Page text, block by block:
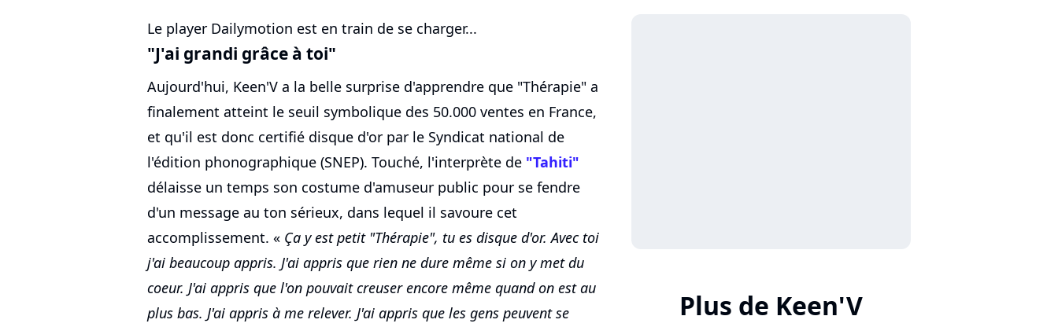
Le player Dailymotion est en train de se charger...
"J'ai grandi grâce à toi"
Aujourd'hui, Keen'V a la belle surprise d'apprendre que "Thérapie" a
finalement atteint le seuil symbolique des 50.000 ventes en France,
et qu'il est donc certifié disque d'or par le Syndicat national de
l'édition phonographique (SNEP). Touché, l'interprète de "Tahiti"
délaisse un temps son costume d'amuseur public pour se fendre
d'un message au ton sérieux, dans lequel il savoure cet
accomplissement. « Ça y est petit "Thérapie", tu es disque d'or. Avec toi
j'ai beaucoup appris. J'ai appris que rien ne dure même si on y met du
coeur. J'ai appris que l'on pouvait creuser encore même quand on est au
plus bas. J'ai appris à me relever. J'ai appris que les gens peuvent se
Plus de Keen'V